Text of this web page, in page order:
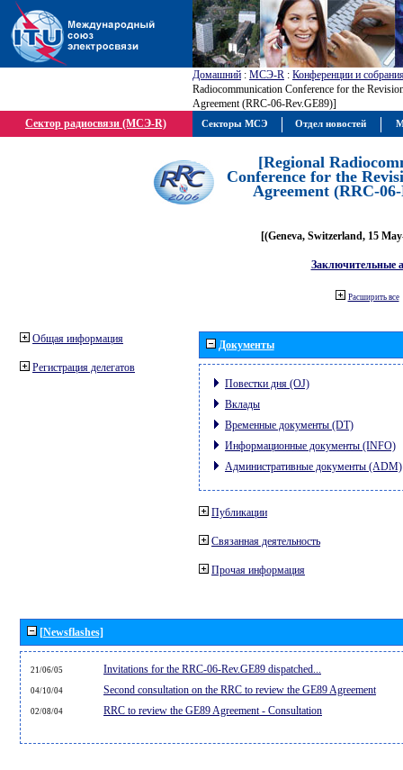
Домашний : МСЭ-R : Конференции и
Radiocommunication Conference for the
Agreement (RRC-06-Rev.GE89)]
Сектор радиосвязи (МСЭ-R)
[Regional
Conference for the
Agreement (RRC-
[(Geneva, Switzerland, 15
Заключительные
Расширить все
Общая информация
Регистрация делегатов
Документы
Повестки дня (OJ)
Вклады
Временные документы (DT)
Информационные документы (INFO)
Административные документы (ADM)
Публикации
Связанная деятельность
Прочая информация
[Newsflashes]
21/06/05 Invitations for the RRC-06-Rev.GE89 dispatched...
04/10/04 Second consultation on the RRC to review the GE89 Agreement
02/08/04 RRC to review the GE89 Agreement - Consultation
Секторы МСЭ Отдел новостей